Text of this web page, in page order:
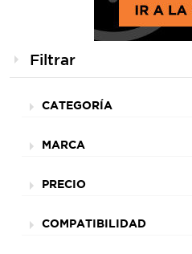
Filtrar
CATEGORÍA
MARCA
PRECIO
COMPATIBILIDAD